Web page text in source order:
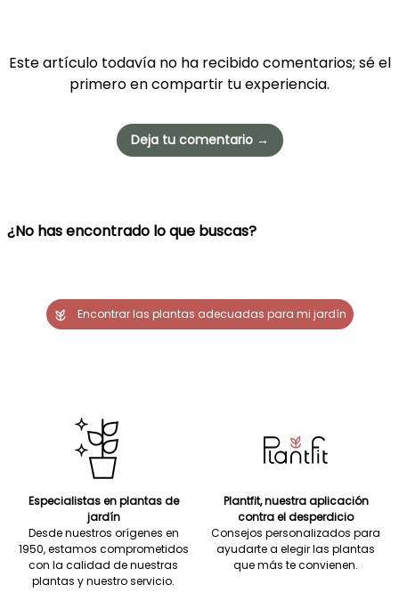
Este artículo todavía no ha recibido comentarios; sé el
primero en compartir tu experiencia.
Deja tu comentario →
¿No has encontrado lo que buscas?
Encontrar las plantas adecuadas para mi jardín
Especialistas en plantas de
jardín
Desde nuestros orígenes en
1950, estamos comprometidos
con la calidad de nuestras
plantas y nuestro servicio.
Plantfit, nuestra aplicación
contra el desperdicio
Consejos personalizados para
ayudarte a elegir las plantas
que más te convienen.